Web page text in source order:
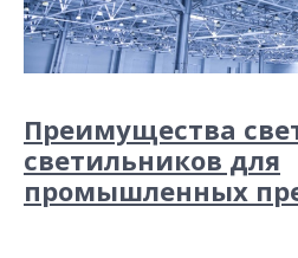
Преимущества
светильников для
промышленных